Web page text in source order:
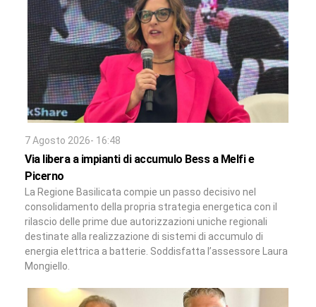
7 Agosto 2026- 16:48
Via libera a impianti di accumulo Bess a Melfi e
Picerno
La Regione Basilicata compie un passo decisivo nel
consolidamento della propria strategia energetica con il
rilascio delle prime due autorizzazioni uniche regionali
destinate alla realizzazione di sistemi di accumulo di
energia elettrica a batterie. Soddisfatta l’assessore Laura
Mongiello.